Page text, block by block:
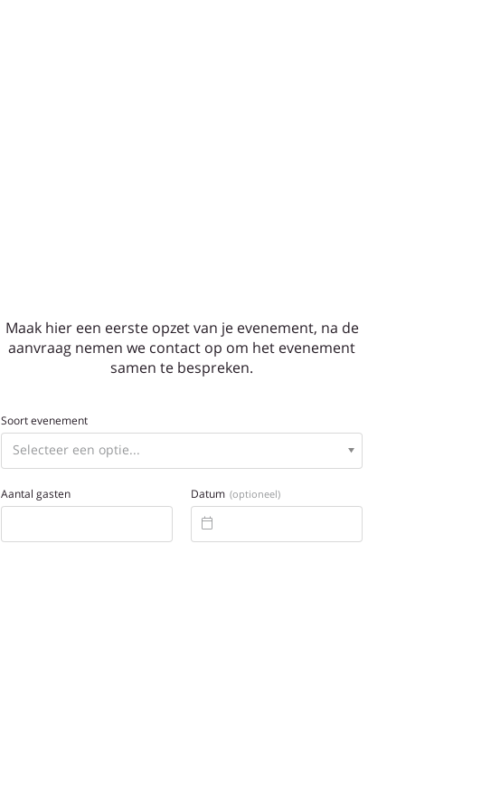
Maak hier een eerste opzet van je evenement, na de
aanvraag nemen we contact op om het evenement
samen te bespreken.
Soort evenement
Aantal gasten Datum (optioneel)
